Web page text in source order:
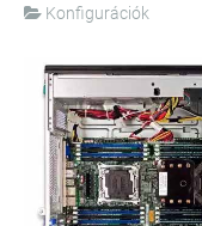
Konfigurációk